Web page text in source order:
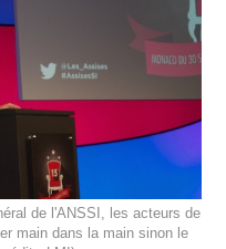
de l'ANSSI, les acteurs de
main dans la main sinon le